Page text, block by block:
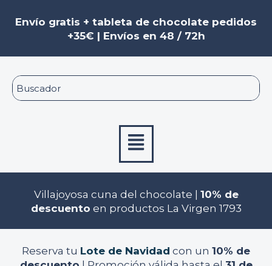
Envío gratis + tableta de chocolate pedidos
+35€ | Envíos en 48 / 72h
Menú
Villajoyosa cuna del chocolate | 10% de
descuento en productos La Virgen 1793
Reserva tu Lote de Navidad con un 10% de